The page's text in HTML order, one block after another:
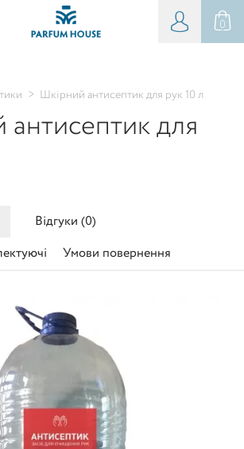
0
> Шкірний антисептик для рук 10 л
антисептик для
Відгуки (0)
Умови повернення